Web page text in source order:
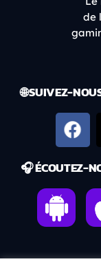
de
🌐 SUIVEZ-
🎧 ÉCOUTEZ-